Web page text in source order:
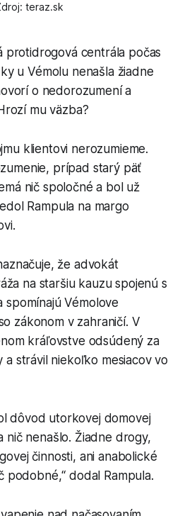
teraz.sk
protidrogová centrála počas
u Vémolu nenašla žiadne
o nedorozumení a
mu väzba?
klientovi nerozumieme.
prípad starý päť
nič spoločné a bol už
Rampula na margo
že advokát
na staršiu kauzu spojenú s
spomínajú Vémolove
zákonom v zahraničí. V
kráľovstve odsúdený za
strávil niekoľko mesiacov vo
dôvod utorkovej domovej
nič nenašlo. Žiadne drogy,
činnosti, ani anabolické
podobné,“ dodal Rampula.